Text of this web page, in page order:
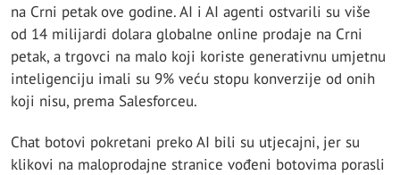
na Crni petak ove godine. AI i AI agenti ostvarili su više
od 14 milijardi dolara globalne online prodaje na Crni
petak, a trgovci na malo koji koriste generativnu umjetnu
inteligenciju imali su 9% veću stopu konverzije od onih
koji nisu, prema Salesforceu.
Chat botovi pokretani preko AI bili su utjecajni, jer su
klikovi na maloprodajne stranice vođeni botovima porasli